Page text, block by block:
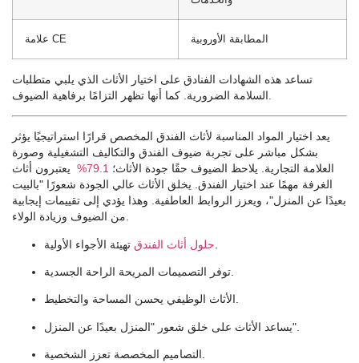
علامة CE المطابقة الأوروبية
تساعد هذه الشهادات الفنادق على اختيار الأثاث الذي يلبي متطلبات
السلامة الضرورية. كما أنها تظهر التزامًا برفاهية الضيوف.
يعد اختيار المواد المناسبة لأثاث الفندق المخصص قرارًا استراتيجيًا يؤثر
بشكل مباشر على تجربة ضيوف الفندق والتكاليف التشغيلية وصورة
العلامة التجارية. يلاحظ الضيوف حقًا جودة الأثاث؛ 79.1%
يعتبرون أثاث
الغرفة مهمًا عند اختيار الفندق. يخلق الأثاث عالي الجودة شعورًا "بالبيت
بعيدًا عن المنزل"، ويعزز الروابط العاطفية. وهذا يؤدي إلى تقييمات إيجابية
من الضيوف وزيادة الولاء.
حلول أثاث الفندق
الأثاث الوظيفي يحسن المساحة والتخطيط.
يساعد الأثاث على خلق شعور "المنزل بعيدًا عن المنزل".